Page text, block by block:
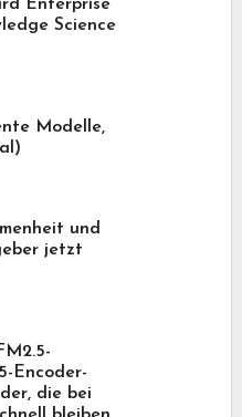
Enterprise
Science
Modelle,
und
jetzt
Encoder-
die bei